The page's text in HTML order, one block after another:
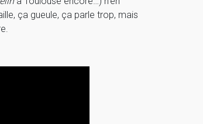
ça gueule, ça parle trop, mais